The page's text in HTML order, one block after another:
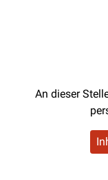
An dieser